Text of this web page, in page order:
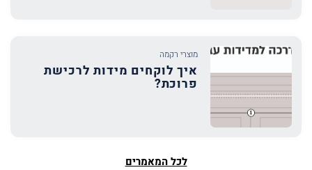
מוצרי רקמה
איך לוקחים מידות לרכישת
פרוכת?
לכל המאמרים